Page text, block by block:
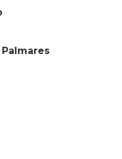
Palmares